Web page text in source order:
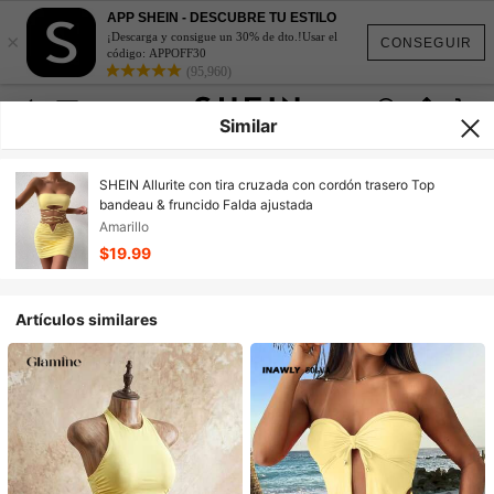
CONSEGUIR
×
APP SHEIN - DESCUBRE TU ESTILO
¡Descarga y consigue un 30% de dto.!Usar el
código: APPOFF30
(95,960)
Similar
SHEIN Allurite con tira cruzada con cordón trasero Top
bandeau & fruncido Falda ajustada
Amarillo
$19.99
Artículos similares